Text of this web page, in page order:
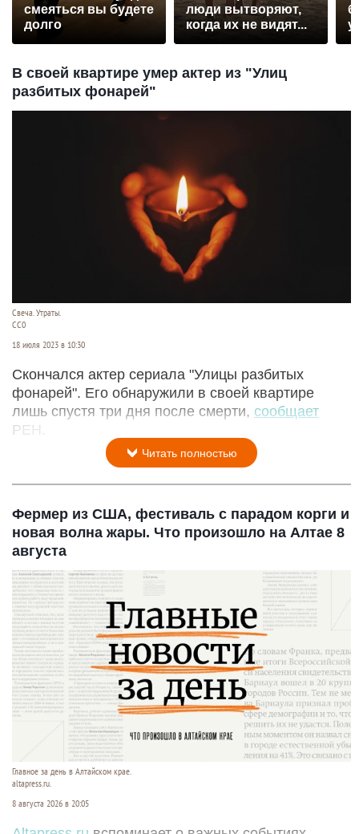
смеяться вы будете
долго
люди вытворяют,
когда их не видят...
В своей квартире умер актер из "Улиц
разбитых фонарей"
Свеча. Утраты.
СС0
18 июля 2023 в 10:30
Скончался актер сериала "Улицы разбитых
фонарей". Его обнаружили в своей квартире
лишь спустя три дня после смерти, сообщает
РЕН.
Читать полностью
Фермер из США, фестиваль с парадом корги и
новая волна жары. Что произошло на Алтае 8
августа
Главное за день в Алтайском крае.
altapress.ru.
8 августа 2026 в 20:05